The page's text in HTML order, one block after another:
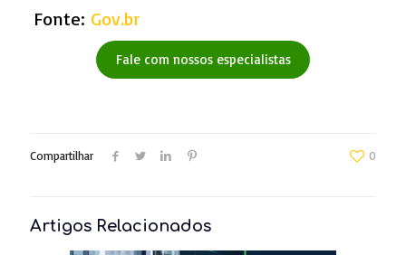
Fonte: Gov.br
Fale com nossos especialistas
Compartilhar 0
Artigos Relacionados